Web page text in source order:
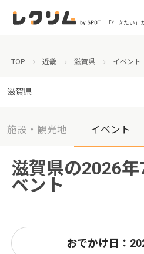
「行きたい
TOP 近畿 滋賀県 イベント
滋賀県
施設・観光地 イベント
滋賀県の2026
ベント
おでかけ日：